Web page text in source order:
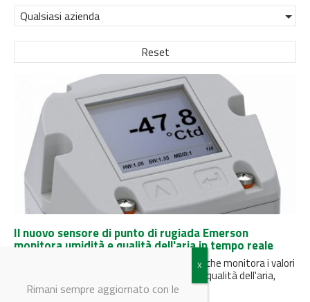
Qualsiasi azienda
Reset
Il nuovo sensore di punto di rugiada Emerson
monitora umidità e qualità dell'aria in tempo reale
AVENTICS DS1 è l'unico sensore industriale che monitora i valori
di punto di rugiada, temperatura, umidità e qualità dell'aria,
garantendo...
Rimani sempre aggiornato con le